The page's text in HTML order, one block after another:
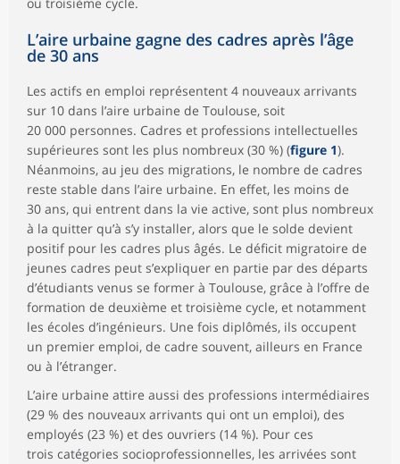
L’aire urbaine gagne des cadres après l’âge
de 30 ans
Les actifs en emploi représentent 4 nouveaux arrivants
sur 10 dans l’aire urbaine de Toulouse, soit
20 000 personnes. Cadres et professions intellectuelles
supérieures sont les plus nombreux (30 %) (figure 1).
Néanmoins, au jeu des migrations, le nombre de cadres
reste stable dans l’aire urbaine. En effet, les moins de
30 ans, qui entrent dans la vie active, sont plus nombreux
à la quitter qu’à s’y installer, alors que le solde devient
positif pour les cadres plus âgés. Le déficit migratoire de
jeunes cadres peut s’expliquer en partie par des départs
d’étudiants venus se former à Toulouse, grâce à l’offre de
formation de deuxième et troisième cycle, et notamment
les écoles d’ingénieurs. Une fois diplômés, ils occupent
un premier emploi, de cadre souvent, ailleurs en France
ou à l’étranger.
L’aire urbaine attire aussi des professions intermédiaires
(29 % des nouveaux arrivants qui ont un emploi), des
employés (23 %) et des ouvriers (14 %). Pour ces
trois catégories socioprofessionnelles, les arrivées sont